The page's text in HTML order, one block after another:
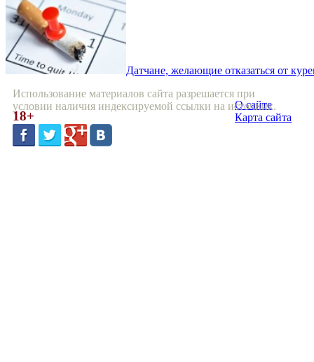
Датчане, желающие отказаться от
Использование материалов сайта разрешается при
условии наличия индексируемой ссылки на источник.
18+
О сайте
Карта сайта